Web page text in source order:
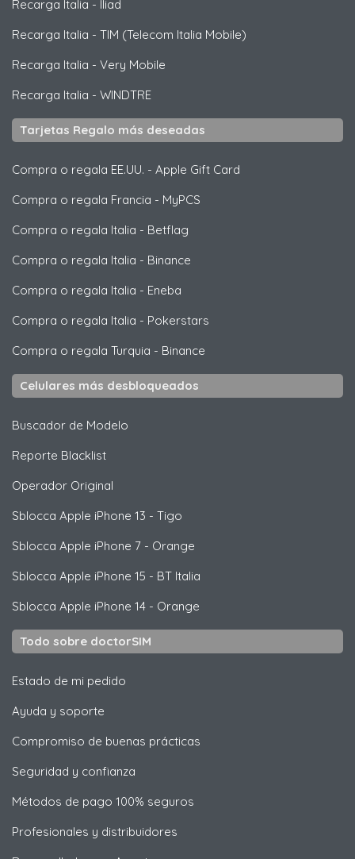
Recarga Italia - Iliad
Recarga Italia - TIM (Telecom Italia Mobile)
Recarga Italia - Very Mobile
Recarga Italia - WINDTRE
Tarjetas Regalo más deseadas
Compra o regala EE.UU. - Apple Gift Card
Compra o regala Francia - MyPCS
Compra o regala Italia - Betflag
Compra o regala Italia - Binance
Compra o regala Italia - Eneba
Compra o regala Italia - Pokerstars
Compra o regala Turquia - Binance
Celulares más desbloqueados
Buscador de Modelo
Reporte Blacklist
Operador Original
Sblocca Apple iPhone 13 - Tigo
Sblocca Apple iPhone 7 - Orange
Sblocca Apple iPhone 15 - BT Italia
Sblocca Apple iPhone 14 - Orange
Todo sobre doctorSIM
Estado de mi pedido
Ayuda y soporte
Compromiso de buenas prácticas
Seguridad y confianza
Métodos de pago 100% seguros
Profesionales y distribuidores